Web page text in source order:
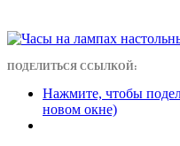
ПОДЕЛИТЬСЯ ССЫЛКОЙ:
Нажмите, чтобы
новом окне)